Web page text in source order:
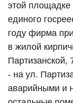
этой
единого
году фирма
в жилой
- на ул.
аварийными и